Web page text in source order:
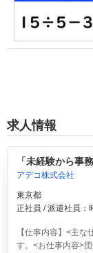
求人情報
「未経験から事
アデコ株式会社
東京都
正社員 / 派遣社員：
【仕事内容】<主
す。<お仕事内容>